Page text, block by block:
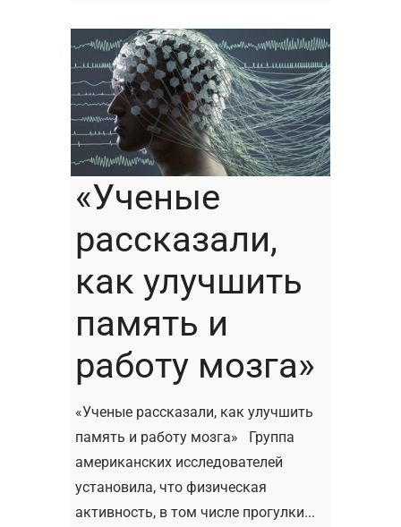
«Ученые
рассказали,
как улучшить
память и
работу мозга»
«Ученые рассказали, как улучшить
память и работу мозга» Группа
американских исследователей
установила, что физическая
активность, в том числе прогулки...